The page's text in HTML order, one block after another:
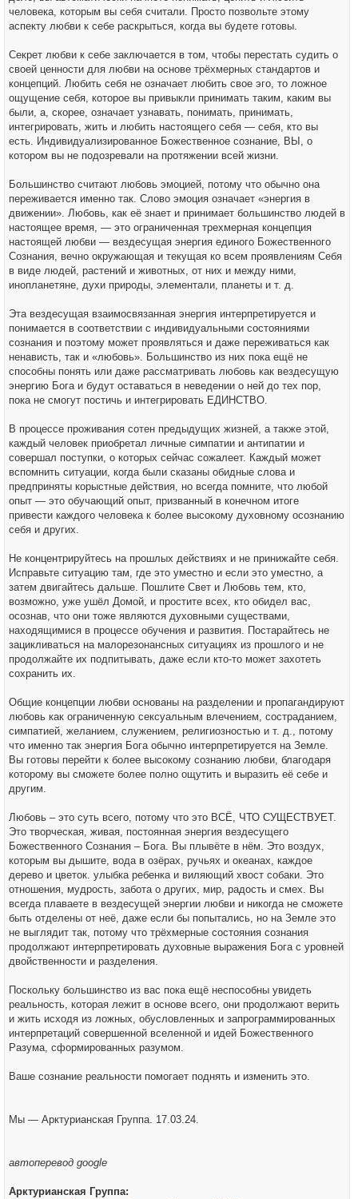
человека, которым вы себя считали. Просто позвольте этому
аспекту любви к себе раскрыться, когда вы будете готовы.
Секрет любви к себе заключается в том, чтобы перестать судить о
своей ценности для любви на основе трёхмерных стандартов и
концепций. Любить себя не означает любить свое эго, то ложное
ощущение себя, которое вы привыкли принимать таким, каким вы
были, а, скорее, означает узнавать, понимать, принимать,
интегрировать, жить и любить настоящего себя — себя, кто вы
есть. Индивидуализированное Божественное сознание, ВЫ, о
котором вы не подозревали на протяжении всей жизни.
Большинство считают любовь эмоцией, потому что обычно она
переживается именно так. Слово эмоция означает «энергия в
движении». Любовь, как её знает и принимает большинство людей в
настоящее время, — это ограниченная трехмерная концепция
настоящей любви — вездесущая энергия единого Божественного
Сознания, вечно окружающая и текущая ко всем проявлениям Себя
в виде людей, растений и животных, от них и между ними,
инопланетяне, духи природы, элементали, планеты и т. д.
Эта вездесущая взаимосвязанная энергия интерпретируется и
понимается в соответствии с индивидуальными состояниями
сознания и поэтому может проявляться и даже переживаться как
ненависть, так и «любовь». Большинство из них пока ещё не
способны понять или даже рассматривать любовь как вездесущую
энергию Бога и будут оставаться в неведении о ней до тех пор,
пока не смогут постичь и интегрировать ЕДИНСТВО.
В процессе проживания сотен предыдущих жизней, а также этой,
каждый человек приобретал личные симпатии и антипатии и
совершал поступки, о которых сейчас сожалеет. Каждый может
вспомнить ситуации, когда были сказаны обидные слова и
предприняты корыстные действия, но всегда помните, что любой
опыт — это обучающий опыт, призванный в конечном итоге
привести каждого человека к более высокому духовному осознанию
себя и других.
Не концентрируйтесь на прошлых действиях и не принижайте себя.
Исправьте ситуацию там, где это уместно и если это уместно, а
затем двигайтесь дальше. Пошлите Свет и Любовь тем, кто,
возможно, уже ушёл Домой, и простите всех, кто обидел вас,
осознав, что они тоже являются духовными существами,
находящимися в процессе обучения и развития. Постарайтесь не
зацикливаться на малорезонансных ситуациях из прошлого и не
продолжайте их подпитывать, даже если кто-то может захотеть
сохранить их.
Общие концепции любви основаны на разделении и пропагандируют
любовь как ограниченную сексуальным влечением, состраданием,
симпатией, желанием, служением, религиозностью и т. д., потому
что именно так энергия Бога обычно интерпретируется на Земле.
Вы готовы перейти к более высокому сознанию любви, благодаря
которому вы сможете более полно ощутить и выразить её себе и
другим.
Любовь – это суть всего, потому что это ВСЁ, ЧТО СУЩЕСТВУЕТ.
Это творческая, живая, постоянная энергия вездесущего
Божественного Сознания – Бога. Вы плывёте в нём. Это воздух,
которым вы дышите, вода в озёрах, ручьях и океанах, каждое
дерево и цветок. улыбка ребенка и виляющий хвост собаки. Это
отношения, мудрость, забота о других, мир, радость и смех. Вы
всегда плаваете в вездесущей энергии любви и никогда не сможете
быть отделены от неё, даже если бы попытались, но на Земле это
не выглядит так, потому что трёхмерные состояния сознания
продолжают интерпретировать духовные выражения Бога с уровней
двойственности и разделения.
Поскольку большинство из вас пока ещё неспособны увидеть
реальность, которая лежит в основе всего, они продолжают верить
и жить исходя из ложных, обусловленных и запрограммированных
интерпретаций совершенной вселенной и идей Божественного
Разума, сформированных разумом.
Ваше сознание реальности помогает поднять и изменить это.
Мы — Арктурианская Группа. 17.03.24.
автоперевод google
Арктурианская Группа: